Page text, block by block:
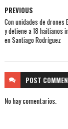
PREVIOUS
Con unidades de
y detiene a 18 haitianos
en Santiago Rodríguez
POST
No hay comentarios.